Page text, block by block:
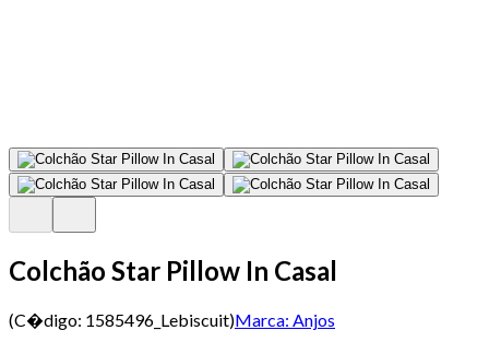
Colchão Star Pillow In Casal
(C�digo: 1585496_Lebiscuit)Marca: Anjos